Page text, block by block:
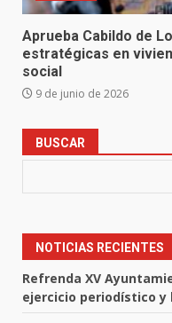
Aprueba Cabildo de
estratégicas en
social
9 de junio de 2026
BUSCAR
NOTICIAS RECIENTES
Refrenda XV
ejercicio periodístico y